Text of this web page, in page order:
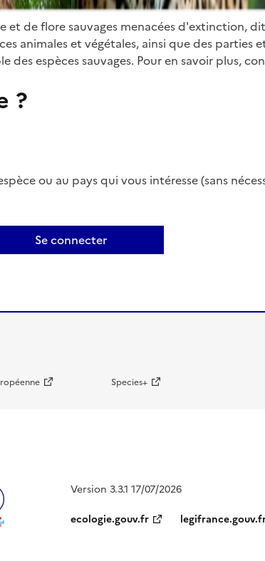
de flore sauvages menacées d'extinction,
animales et végétales, ainsi que des parties
espèces sauvages. Pour en savoir plus,
?
ou au pays qui vous intéresse (sans
Se connecter
Species+
Version 3.3.1 17/07/2026
ecologie.gouv.fr